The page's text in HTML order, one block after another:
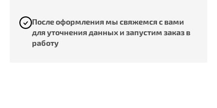
После оформления мы свяжемся с вами
для уточнения данных и запустим заказ в
работу